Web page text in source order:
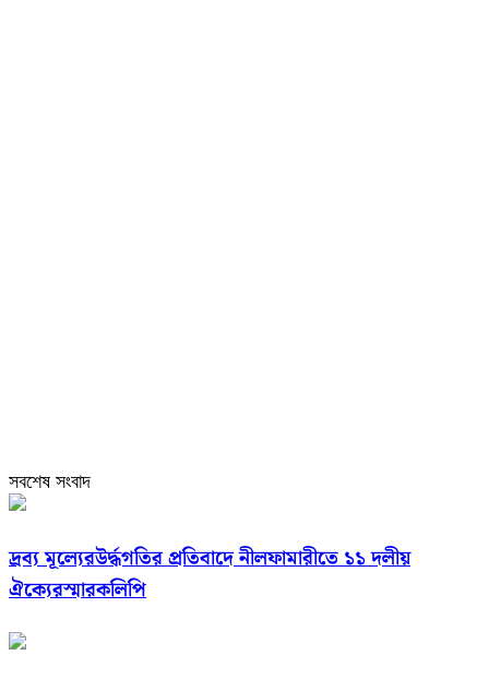
সবশেষ সংবাদ
দ্রব্য মূল্যেরউর্দ্ধগতির প্রতিবাদে নীলফামারীতে ১১ দলীয়
ঐক্যেরস্মারকলিপি